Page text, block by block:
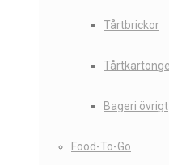
Tårtbrickor
Bageri övrigt
Food-To-Go